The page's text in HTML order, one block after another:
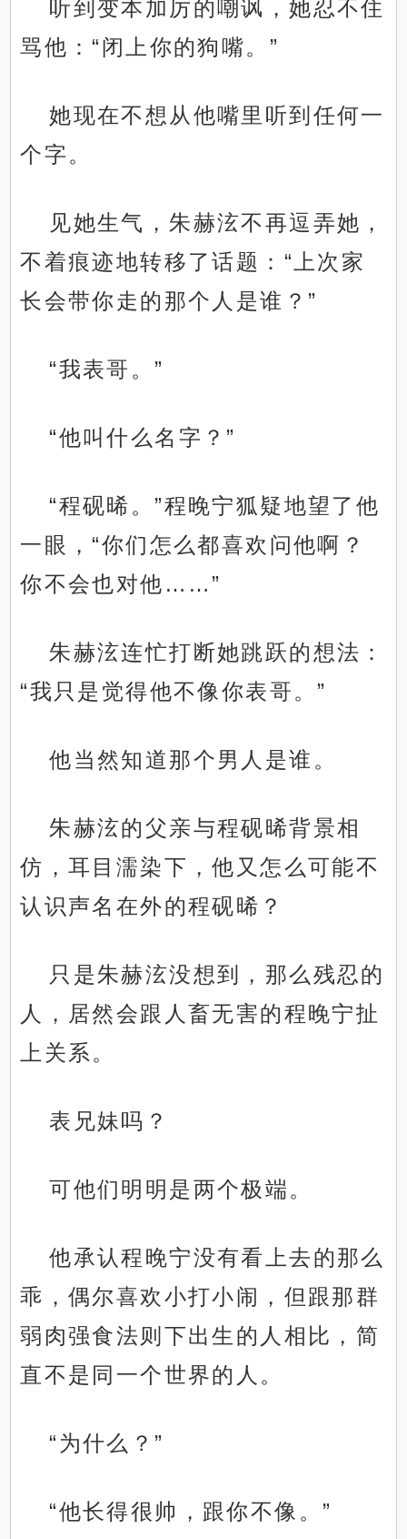
听到变本加厉的嘲讽，她忍不住
骂他：“闭上你的狗嘴。”
她现在不想从他嘴里听到任何一
个字。
见她生气，朱赫泫不再逗弄她，
不着痕迹地转移了话题：“上次家
长会带你走的那个人是谁？”
“我表哥。”
“他叫什么名字？”
“程砚晞。”程晚宁狐疑地望了他
一眼，“你们怎么都喜欢问他啊？
你不会也对他……”
朱赫泫连忙打断她跳跃的想法：
“我只是觉得他不像你表哥。”
他当然知道那个男人是谁。
朱赫泫的父亲与程砚晞背景相
仿，耳目濡染下，他又怎么可能不
认识声名在外的程砚晞？
只是朱赫泫没想到，那么残忍的
人，居然会跟人畜无害的程晚宁扯
上关系。
表兄妹吗？
可他们明明是两个极端。
他承认程晚宁没有看上去的那么
乖，偶尔喜欢小打小闹，但跟那群
弱肉强食法则下出生的人相比，简
直不是同一个世界的人。
“为什么？”
“他长得很帅，跟你不像。”